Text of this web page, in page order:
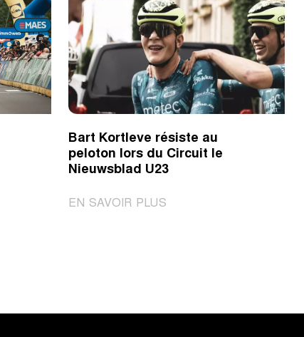
Bart Kortleve résiste au
peloton lors du Circuit le
Nieuwsblad U23
EN SAVOIR PLUS